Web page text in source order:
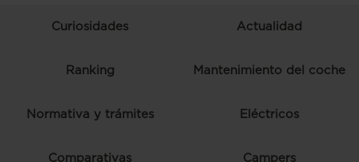
Curiosidades Actualidad
Ranking Mantenimiento del coche
Normativa y trámites Eléctricos
Comparativas Campers